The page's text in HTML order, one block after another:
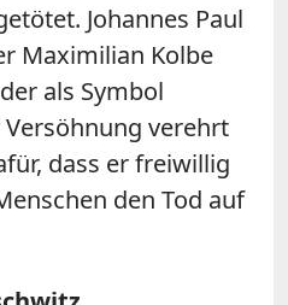
Johannes Paul
Maximilian Kolbe
als Symbol
verehrt
dass er freiwillig
den Tod auf